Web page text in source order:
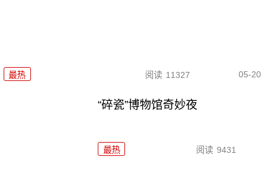
最热 阅读 11327 05-20
“碎瓷”博物馆奇妙夜
最热 阅读 9431